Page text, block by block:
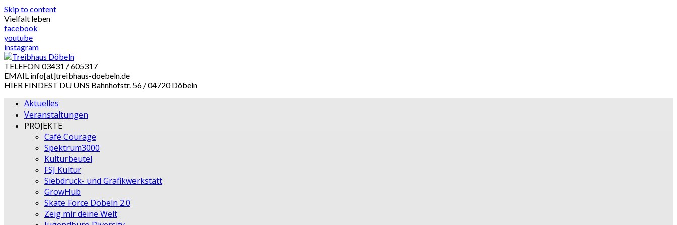
Skip to content
Vielfalt leben
facebook
youtube
instagram
TELEFON 03431 / 605317
EMAIL info[at]treibhaus-doebeln.de
HIER FINDEST DU UNS Bahnhofstr. 56 / 04720 Döbeln
Aktuelles
Veranstaltungen
PROJEKTE
Café Courage
Spektrum3000
Kulturbeutel
FSJ Kultur
Siebdruck- und Grafikwerkstatt
GrowHub
Skate Force Döbeln 2.0
Zeig mir deine Welt